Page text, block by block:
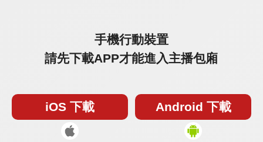
手機行動裝置
請先下載APP才能進入主播包廂
iOS 下載 Android 下載